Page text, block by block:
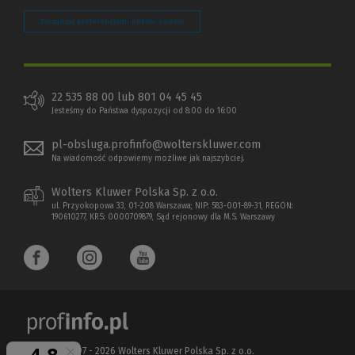
Zarządzaj preferencjami plików cookie
22 535 88 00 lub 801 04 45 45
Jesteśmy do Państwa dyspozycji od 8:00 do 16:00
pl-obsluga.profinfo@wolterskluwer.com
Na wiadomość odpowiemy możliwe jak najszybciej.
Wolters Kluwer Polska Sp. z o.o.
ul. Przyokopowa 33, 01-208 Warszawa; NIP: 583-001-89-31, REGON:
190610277, KRS: 0000709879, Sąd rejonowy dla M.S. Warszawy
Copyright 1997 - 2026 Wolters Kluwer Polska Sp. z o.o.